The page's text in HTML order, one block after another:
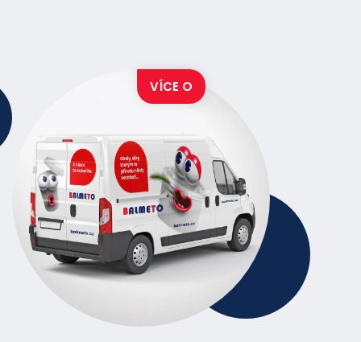
VÍCE O